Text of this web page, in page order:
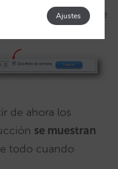
mostrar únicamente
de ahora los
se muestran
todo cuando
Ajustes